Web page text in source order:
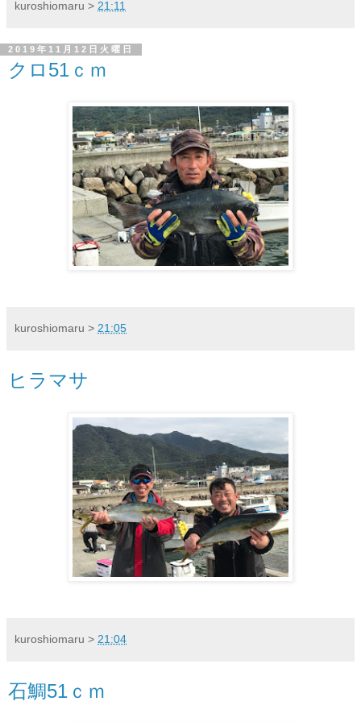
kuroshiomaru > 21:11
2019年11月12日火曜日
クロ51ｃｍ
kuroshiomaru > 21:05
ヒラマサ
kuroshiomaru > 21:04
石鯛51ｃｍ